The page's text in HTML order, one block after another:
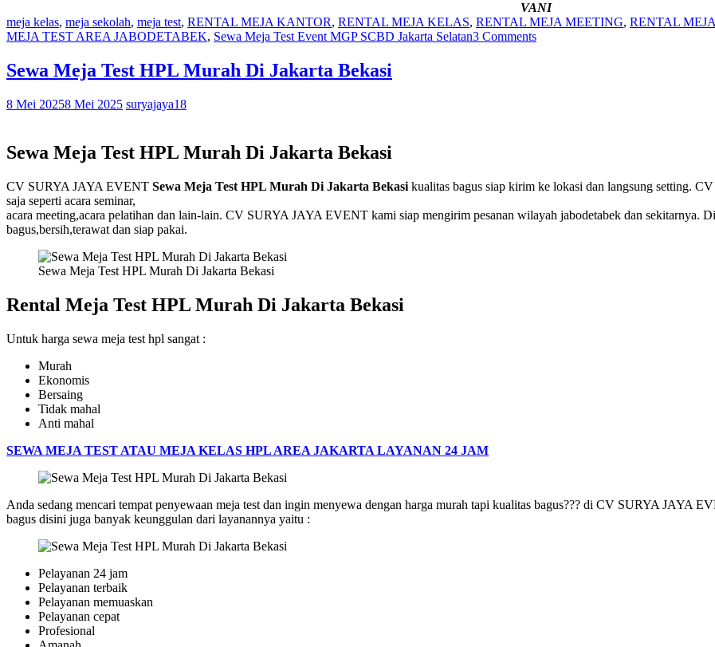
VANI
meja kelas, meja sekolah, meja test, RENTAL MEJA KANTOR, RENTAL MEJA KELAS, RENTAL MEJA MEETING, RENTAL
MEJA TEST AREA JABODETABEK, Sewa Meja Test Event MGP SCBD Jakarta Selatan3 Comments
Sewa Meja Test HPL Murah Di Jakarta Bekasi
8 Mei 20258 Mei 2025 suryajaya18
Sewa Meja Test HPL Murah Di Jakarta Bekasi
CV SURYA JAYA EVENT Sewa Meja Test HPL Murah Di Jakarta Bekasi kualitas bagus siap kirim ke lokasi dan langsung setting.
saja seperti acara seminar,
acara meeting,acara pelatihan dan lain-lain. CV SURYA JAYA EVENT kami siap mengirim pesanan wilayah jabodetabek dan sekitarnya.
bagus,bersih,terawat dan siap pakai.
Sewa Meja Test HPL Murah Di Jakarta Bekasi
Rental Meja Test HPL Murah Di Jakarta Bekasi
Untuk harga sewa meja test hpl sangat :
Murah
Ekonomis
Bersaing
Tidak mahal
Anti mahal
SEWA MEJA TEST ATAU MEJA KELAS HPL AREA JAKARTA LAYANAN 24 JAM
Anda sedang mencari tempat penyewaan meja test dan ingin menyewa dengan harga murah tapi kualitas bagus??? di CV SURYA JAYA
bagus disini juga banyak keunggulan dari layanannya yaitu :
Pelayanan 24 jam
Pelayanan terbaik
Pelayanan memuaskan
Pelayanan cepat
Profesional